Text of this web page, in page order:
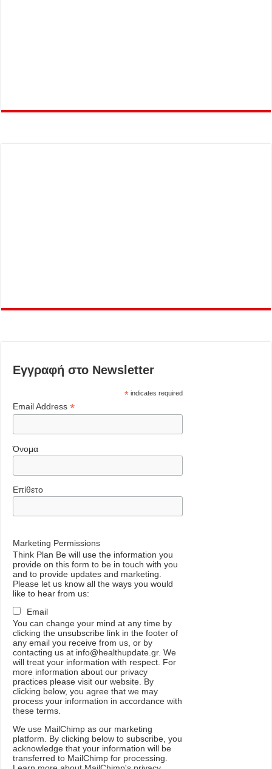
Εγγραφή στο Newsletter
*indicates required
Email Address*
Όνομα
Επίθετο
Marketing Permissions
Think Plan Be will use the information you
provide on this form to be in touch with you
and to provide updates and marketing.
Please let us know all the ways you would
like to hear from us:
Email
You can change your mind at any time by
clicking the unsubscribe link in the footer of
any email you receive from us, or by
contacting us at info@healthupdate.gr. We
will treat your information with respect. For
more information about our privacy
practices please visit our website. By
clicking below, you agree that we may
process your information in accordance with
these terms.
We use MailChimp as our marketing
platform
By clicking below to subscribe ,you
acknowledge that your information will be
transferred to MailChimp for processing